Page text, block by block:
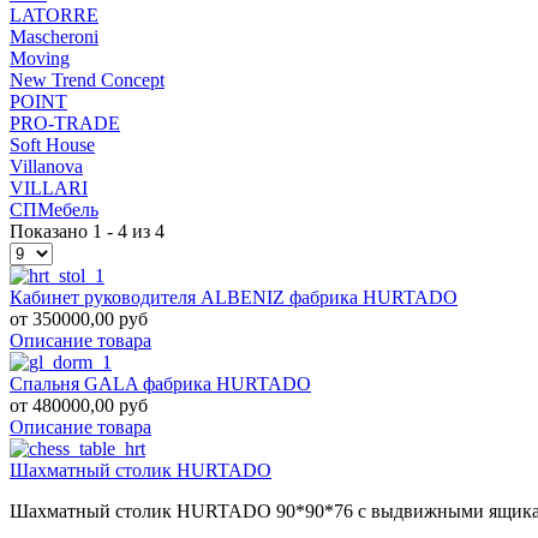
LATORRE
Mascheroni
Moving
New Trend Concept
POINT
PRO-TRADE
Soft House
Villanova
VILLARI
СПМебель
Показано 1 - 4 из 4
Кабинет руководителя ALBENIZ фабрика HURTADO
от 350000,00 руб
Описание товара
Спальня GALA фабрика HURTADO
от 480000,00 руб
Описание товара
Шахматный столик HURTADO
Шахматный столик HURTADO 90*90*76 с выдвижными